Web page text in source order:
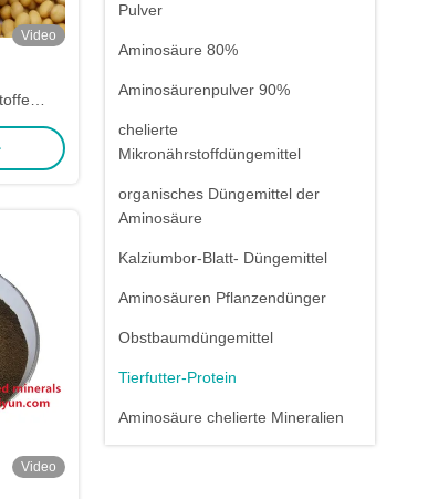
Pulver
Aminosäure 80%
Aminosäurenpulver 90%
chelierte
Mikronährstoffdüngemittel
organisches Düngemittel der
Aminosäure
Kalziumbor-Blatt- Düngemittel
Aminosäuren Pflanzendünger
Obstbaumdüngemittel
Tierfutter-Protein
Aminosäure chelierte Mineralien
Video
zur
Video